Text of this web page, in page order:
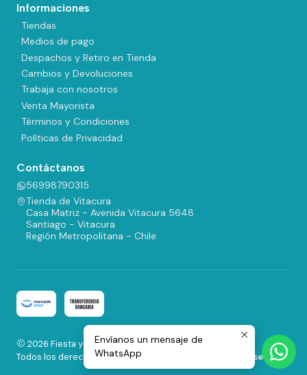
Informaciones
· Tiendas
· Medios de pago
· Despachos y Retiro en Tienda
· Cambios y Devoluciones
· Trabaja con nosotros
· Venta Mayorista
· Términos y Condiciones
· Políticas de Privacidad
Contáctanos
56998790315
Tienda de Vitacura
Casa Matriz - Avenida Vitacura 5648
Santiago - Vitacura
Región Metropolitana - Chile
2026 Fiesta y Regalos.
Todos los derechos reservados.
Desarrollado por Jumpseller.
Envíanos un mensaje de
WhatsApp